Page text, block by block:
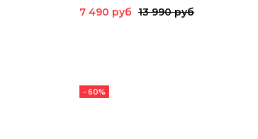
7 490 руб 13 990 руб
- 60%